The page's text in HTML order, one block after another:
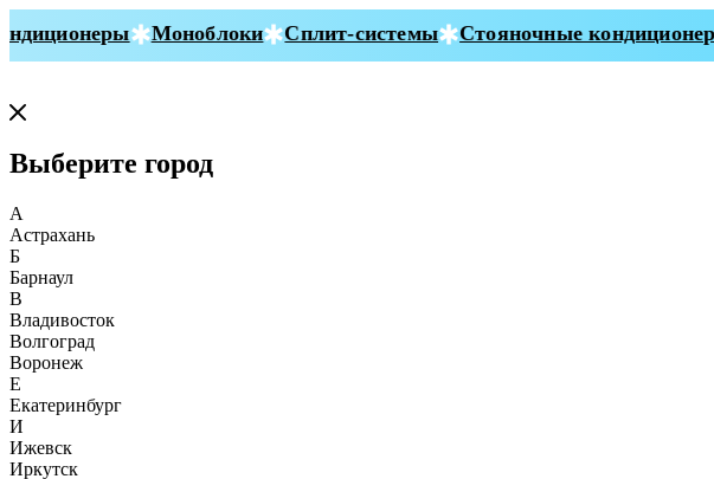
Моноблоки Сплит-системы Стояночные кондиционеры
Выберите город
А
Астрахань
Б
Барнаул
В
Владивосток
Волгоград
Воронеж
Е
Екатеринбург
И
Ижевск
Иркутск